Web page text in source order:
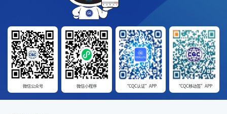
微信公众号 微信小程序 “CQC认证”APP “CQC移动签”APP